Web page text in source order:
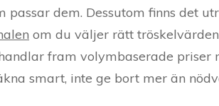
passar dem. Dessutom finns det
om du väljer rätt
fram volymbaserade priser
smart, inte ge bort mer än